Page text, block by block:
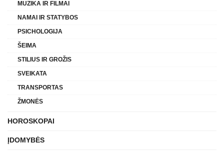
MUZIKA IR FILMAI
NAMAI IR STATYBOS
PSICHOLOGIJA
ŠEIMA
STILIUS IR GROŽIS
SVEIKATA
TRANSPORTAS
ŽMONĖS
HOROSKOPAI
ĮDOMYBĖS